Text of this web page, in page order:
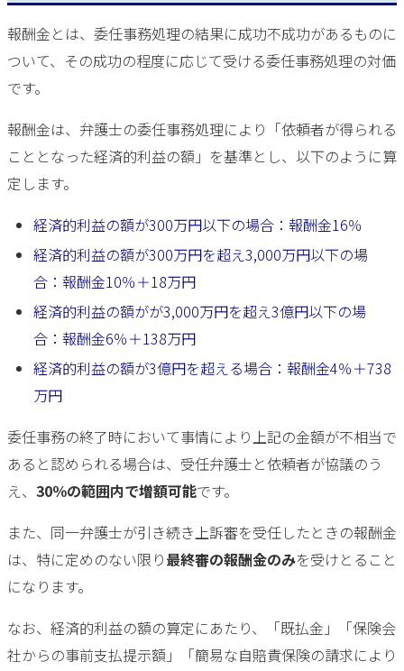
報酬金とは、委任事務処理の結果に成功不成功があるものに
ついて、その成功の程度に応じて受ける委任事務処理の対価
です。
報酬金は、弁護士の委任事務処理により「依頼者が得られる
こととなった経済的利益の額」を基準とし、以下のように算
定します。
経済的利益の額が300万円以下の場合：報酬金16％
経済的利益の額が300万円を超え3,000万円以下の場
合：報酬金10％＋18万円
経済的利益の額がが3,000万円を超え3億円以下の場
合：報酬金6％＋138万円
経済的利益の額が3億円を超える場合：報酬金4％＋738
万円
委任事務の終了時において事情により上記の金額が不相当で
あると認められる場合は、受任弁護士と依頼者が協議のう
え、 30％の範囲内で増額可能です。
また、同一弁護士が引き続き上訴審を受任したときの報酬金
は、特に定めのない限り最終審の報酬金のみを受けとること
になります。
なお、経済的利益の額の算定にあたり、「既払金」「保険会
社からの事前支払提示額」「簡易な自賠責保険の請求により